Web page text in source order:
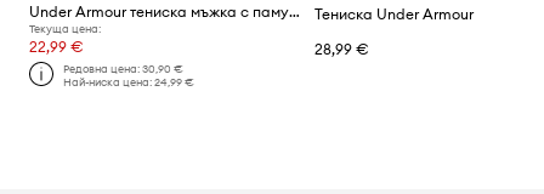
Under Armour тениска мъжка с памук CAMO CHEST
Текуща цена:
22,99 €
Редовна цена:30,90 €
Най-ниска цена:24,99 €
Тениска Under Armour
28,99 €